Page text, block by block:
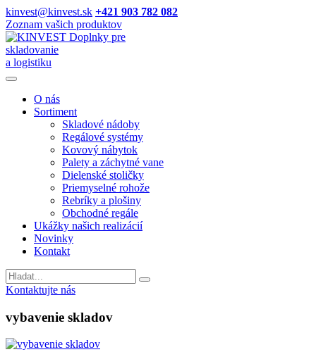
kinvest@kinvest.sk +421 903 782 082
Zoznam vašich produktov
Doplnky pre
skladovanie
a logistiku
O nás
Sortiment
Skladové nádoby
Regálové systémy
Kovový nábytok
Palety a záchytné vane
Dielenské stoličky
Priemyselné rohože
Rebríky a plošiny
Obchodné regále
Ukážky našich realizácií
Novinky
Kontakt
Vyhladavanie
Kontaktujte nás
vybavenie skladov